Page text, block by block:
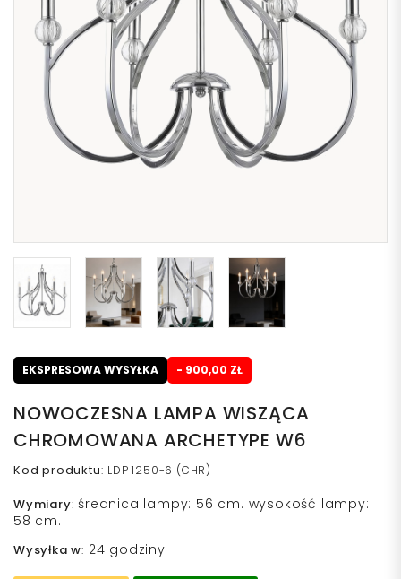
EKSPRESOWA WYSYŁKA - 900,00 ZŁ
NOWOCZESNA LAMPA WISZĄCA
CHROMOWANA ARCHETYPE W6
Kod produktu: LDP 1250-6 (CHR)
Wymiary: średnica lampy: 56 cm. wysokość lampy:
58 cm.
Wysyłka w: 24 godziny